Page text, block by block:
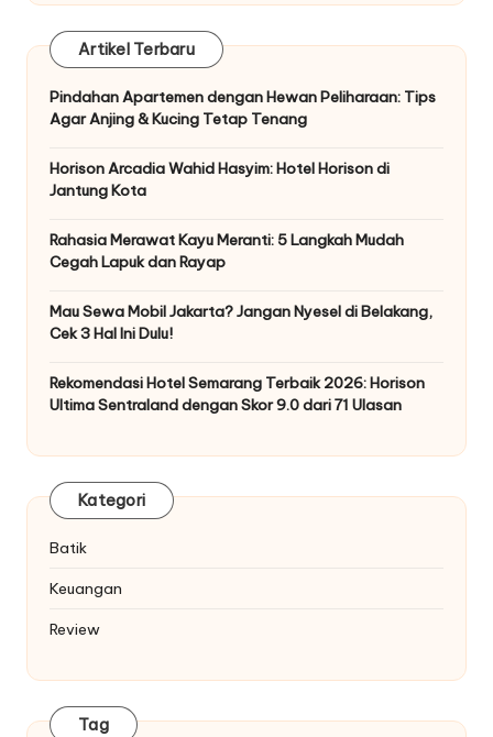
Artikel Terbaru
Pindahan Apartemen dengan Hewan Peliharaan: Tips
Agar Anjing & Kucing Tetap Tenang
Horison Arcadia Wahid Hasyim: Hotel Horison di
Jantung Kota
Rahasia Merawat Kayu Meranti: 5 Langkah Mudah
Cegah Lapuk dan Rayap
Mau Sewa Mobil Jakarta? Jangan Nyesel di Belakang,
Cek 3 Hal Ini Dulu!
Rekomendasi Hotel Semarang Terbaik 2026: Horison
Ultima Sentraland dengan Skor 9.0 dari 71 Ulasan
Kategori
Batik
Keuangan
Review
Tag